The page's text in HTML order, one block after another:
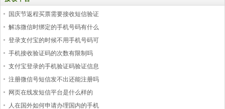
国庆节返程买票需要接收短信验证
解冻微信时绑定的手机号码有什么
登录支付宝的时候不用手机号码可
手机接收验证码的次数有限制吗
支付宝登录的手机验证码验证信息
注册微信号短信发不出还能注册吗
网页在线发短信平台是什么样的
人在国外如何申请办理国内的手机